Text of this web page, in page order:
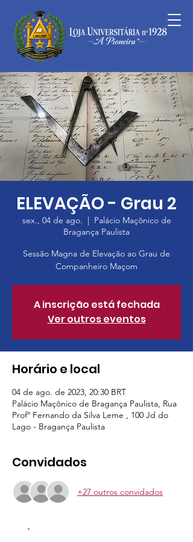
ELEVAÇÃO - Grau 2
sex., 04 de ago.
  |
Palácio Maçônico de
Bragança Paulista
Sessão Magna de Elevação ao Grau de
Companheiro Maçom
A inscrição está fechada
Ver outros eventos
Horário e local
04 de ago. de 2023, 20:30 BRT
Palácio Maçônico de Bragança Paulista, Rua
Profº Fernando da Silva Leme , 100 Jd do
Lago - Bragança Paulista
Convidados
+27 outros convidados
Sobre o evento